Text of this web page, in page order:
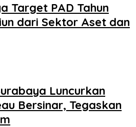
Target PAD Tahun
dari Sektor Aset dan
Luncurkan
Bersinar, Tegaskan